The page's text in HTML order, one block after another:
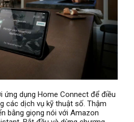
ứng dụng Home Connect để điều
các dịch vụ kỹ thuật số. Thậm
bằng giọng nói với Amazon